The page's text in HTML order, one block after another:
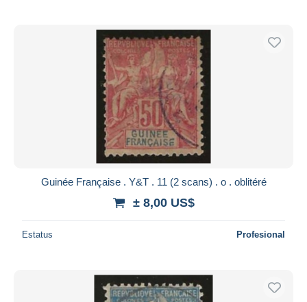
Guinée Française . Y&T . 11 (2 scans) . o . oblitéré
± 8,00 US$
Estatus Profesional